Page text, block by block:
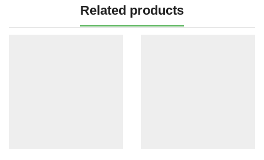
Related products